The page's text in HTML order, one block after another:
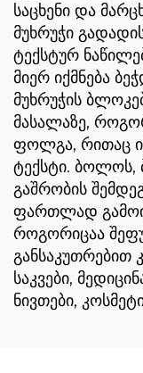
საცხენი და
მუხრუჭი
ტექსტურ
მიერ იქმნება
მუხრუჭის
მასალაზე,
ფოლგა, რითაც
ტექსტი. ბოლოს,
გაშრობის
ფართლად
როგორიცაა
განსაკუთრებით
საკვები,
ნივთები,